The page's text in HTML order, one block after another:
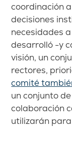
coordinación
decisiones
necesidades
desarrolló -y
visión, un
rectores,
comité
un conjunto
colaboración
utilizarán